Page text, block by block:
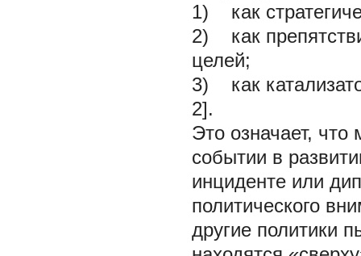
1) как
2) как
целей;
3) как
2].
Это означает,
событии в
инциденте или
политического
другие политики